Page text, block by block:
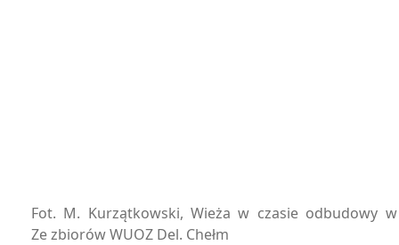
Fot. M. Kurzątkowski, Wieża w czasie odbudowy
Ze zbiorów WUOZ Del. Chełm